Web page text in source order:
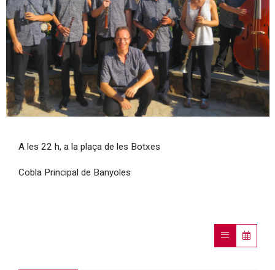
A les 22 h, a la plaça de les Botxes
Cobla Principal de Banyoles